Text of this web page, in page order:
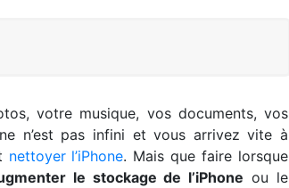
votre musique, vos documents, vos
n’est pas infini et vous arrivez vite à
nettoyer l’iPhone. Mais que faire lorsque
le stockage de l’iPhone ou le